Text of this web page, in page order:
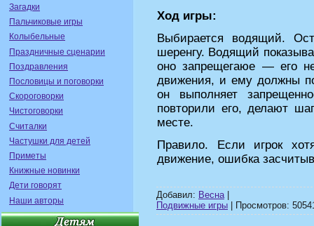
Загадки
Пальчиковые игры
Колыбельные
Праздничные сценарии
Поздравления
Пословицы и поговорки
Скороговорки
Чистоговорки
Считалки
Частушки для детей
Приметы
Книжные новинки
Дети говорят
Наши авторы
Ход игры:
Выбирается водящий.
шеренгу. Водящий
оно запрещегаюе — его
движения, и ему должны
он выполняет
повторили его, делают
месте.
Правило. Если игрок
движение, ошибка
Добавил: Весна|
Подвижные игры | Просмотров: